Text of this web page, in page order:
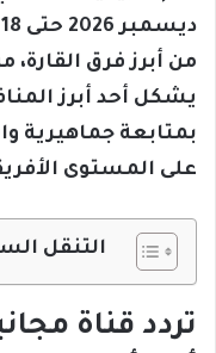
من أبرز فرق
يشكل أحد أبرز
بمتابعة جماهيرية
على المستوى
التنقل
تردد قناة